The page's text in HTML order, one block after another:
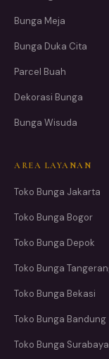
Bunga Meja
Bunga Duka Cita
Parcel Buah
Dekorasi Bunga
Bunga Wisuda
AREA LAYANAN
Toko Bunga Jakarta
Toko Bunga Bogor
Toko Bunga Depok
Toko Bunga
Toko Bunga Bekasi
Toko Bunga Bandung
Toko Bunga Surabaya